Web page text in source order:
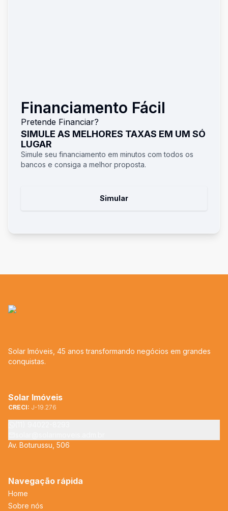
Financiamento Fácil
Pretende Financiar?
SIMULE AS MELHORES TAXAS EM UM SÓ
LUGAR
Simule seu financiamento em minutos com todos os
bancos e consiga a melhor proposta.
Simular
Solar Imóveis, 45 anos transformando negócios em grandes
conquistas.
Solar Imóveis
CRECI: J-19.276
Av. Boturussu, 506
Navegação rápida
Home
Sobre nós